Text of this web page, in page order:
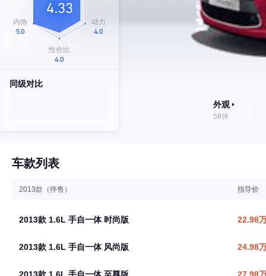
同级对比
外观
58张
车款列表
2013款（停售） 指导价
2013款 1.6L 手自一体 时尚版 22.98
2013款 1.6L 手自一体 风尚版 24.98